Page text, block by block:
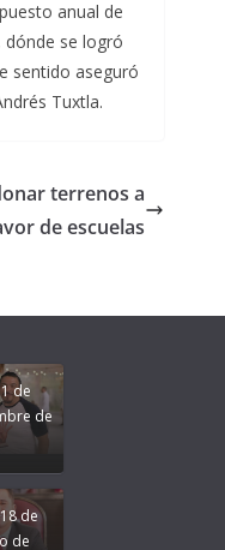
anual de
dónde se logró
sentido aseguró
Tuxtla.
terrenos a
de escuelas
de
de
de
de